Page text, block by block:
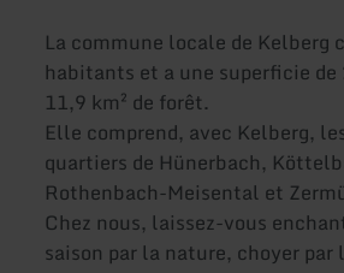
La commune locale de Kelberg
habitants et a une superficie de
11,9 km² de forêt.
Elle comprend, avec Kelberg,
quartiers de Hünerbach,
Rothenbach-Meisental et
Chez nous, laissez-vous
saison par la nature, choyer